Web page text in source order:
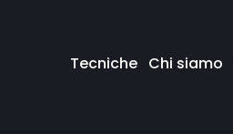
Tecniche Chi siamo